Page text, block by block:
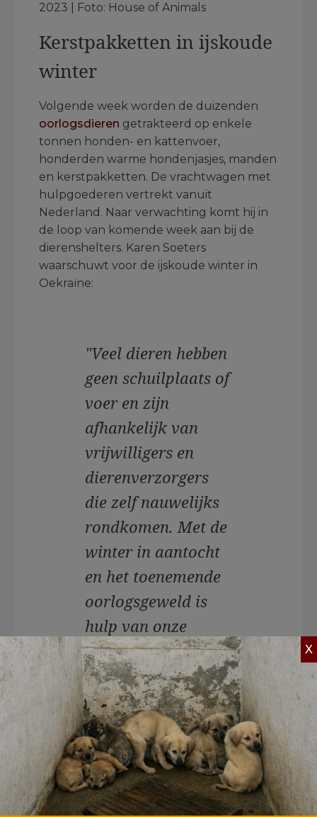
2023 | Foto: House of Animals
Kerstpakketten in ijskoude
winter
Volgende week worden de duizenden
oorlogsdieren getrakteerd op enkele
tonnen honden- en kattenvoer,
honderden warme hondenjasjes, manden
en kerstpakketten. De vrachtwagen met
hulpgoederen vertrekt vanuit
Nederland. Naar verwachting komt hij in
de loop van komende week aan bij de
dierenshelters. Karen Soeters
waarschuwt voor de ijskoude winter in
Oekraïne:
"Veel dieren hebben
geen schuilplaats of
voer en zijn
afhankelijk van
vrijwilligers en
dierenverzorgers
die zelf nauwelijks
rondkomen. Met de
winter in aantocht
en het toenemende
oorlogsgeweld is
hulp van onze
Nederlandse en
Vlaamse donateurs
harder nodig dan
ooit."
X